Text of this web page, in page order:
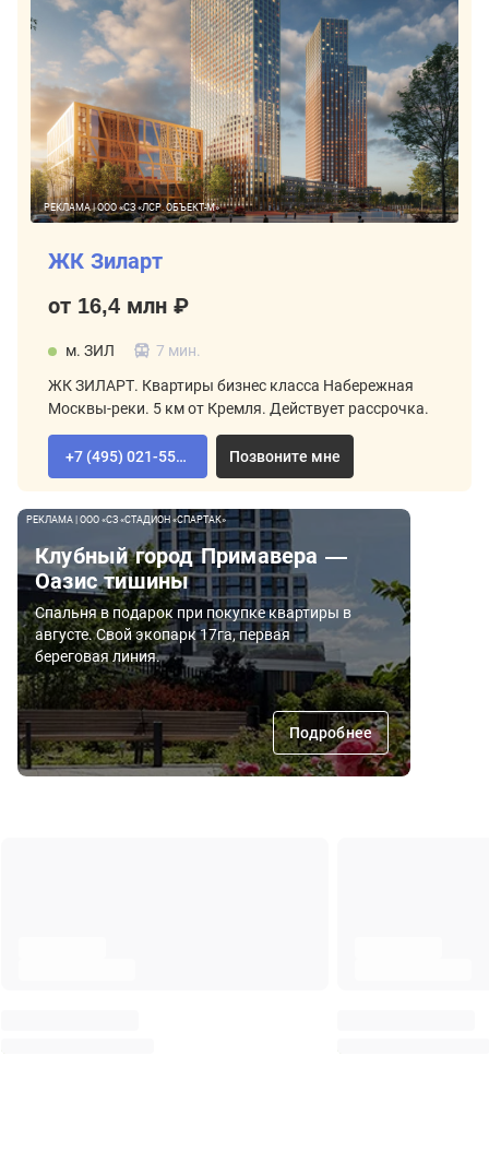
РЕКЛАМА | ООО «СЗ «ЛСР. ОБЪЕКТ-М»
ЖК Зиларт
от 16,4 млн ₽
м. ЗИЛ 7 мин.
ЖК ЗИЛАРТ. Квартиры бизнес класса Набережная
Москвы-реки. 5 км от Кремля. Действует рассрочка.
+7 (495) 021-55-92 Позвоните мне
РЕКЛАМА | ООО «СЗ «СТАДИОН «СПАРТАК»
Клубный город Примавера —
Оазис тишины
Спальня в подарок при покупке квартиры в
августе. Свой экопарк 17га, первая
береговая линия.
Подробнее